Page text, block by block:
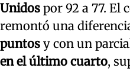
Unidos por 92 a 77. El
remontó una
puntos y con un
en el último cuarto,